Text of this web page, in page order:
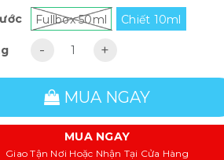
Fullbox 50ml Chiết 10ml
- +
MUA NGAY
MUA NGAY
Giao Tận Nơi Hoặc Nhận Tại Cửa Hàng